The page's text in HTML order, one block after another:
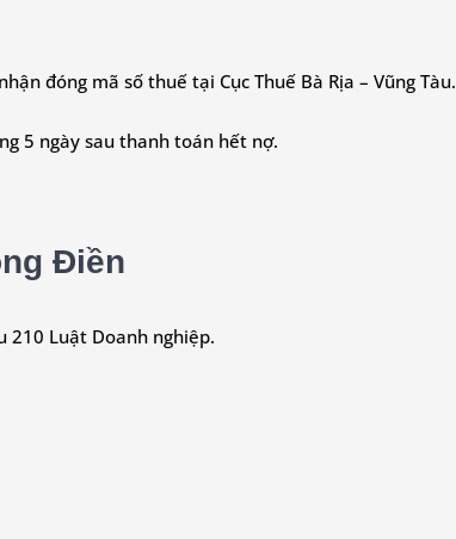
đóng mã số thuế tại Cục Thuế Bà Rịa – Vũng Tàu.
5 ngày sau thanh toán hết nợ.
Điền
210 Luật Doanh nghiệp.